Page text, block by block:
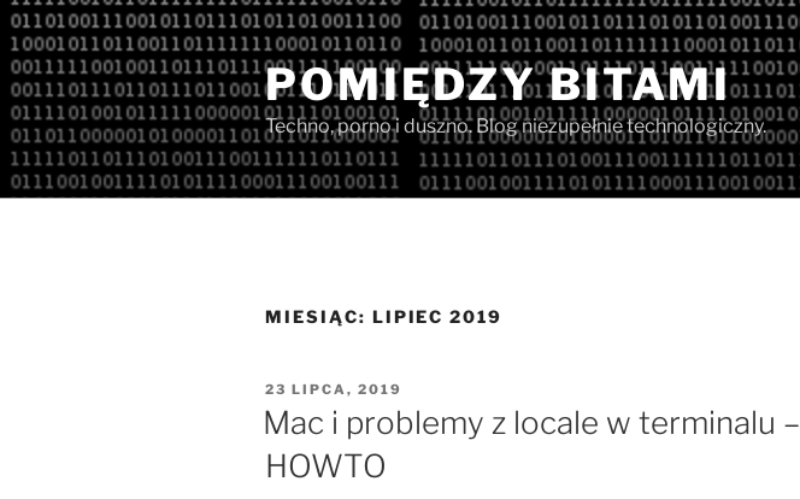
Przejdź
do
treści
POMIĘDZY BITAMI
Techno, porno i duszno. Blog niezupełnie technologiczny.
MIESIĄC: LIPIEC 2019
OPUBLIKOWANE
W
23 LIPCA, 2019
Mac i problemy z locale w terminalu –
HOWTO